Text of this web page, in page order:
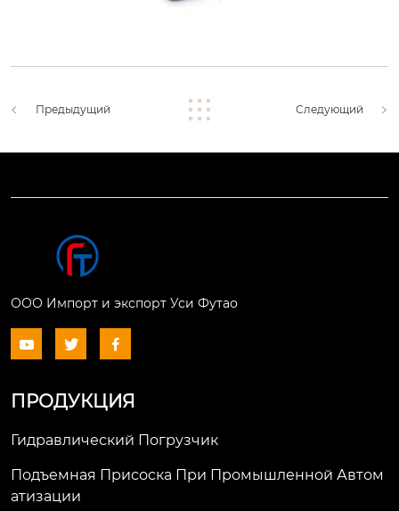
Предыдущий Следующий
ООО Импорт и экспорт Уси Футао
  
ПРОДУКЦИЯ
Гидравлический Погрузчик
Подъемная Присоска При Промышленной Автом
Атизации